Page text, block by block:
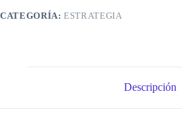
CATEGORÍA:ESTRATEGIA
Descripción